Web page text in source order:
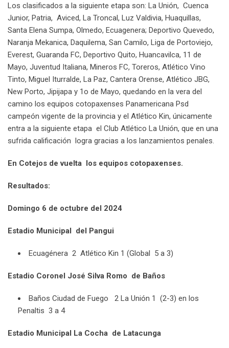
Los clasificados a la siguiente etapa son: La Unión, Cuenca
Junior, Patria, Aviced, La Troncal, Luz Valdivia, Huaquillas,
Santa Elena Sumpa, Olmedo, Ecuagenera; Deportivo Quevedo,
Naranja Mekanica, Daquilema, San Camilo, Liga de Portoviejo,
Everest, Guaranda FC, Deportivo Quito, Huancavilca, 11 de
Mayo, Juventud Italiana, Mineros FC, Toreros, Atlético Vino
Tinto, Miguel Iturralde, La Paz, Cantera Orense, Atlético JBG,
New Porto, Jipijapa y 1o de Mayo, quedando en la vera del
camino los equipos cotopaxenses Panamericana Psd
campeón vigente de la provincia y el Atlético Kin, únicamente
entra a la siguiente etapa el Club Atlético La Unión, que en una
sufrida calificación logra gracias a los lanzamientos penales.
En Cotejos de vuelta los equipos cotopaxenses.
Resultados:
Domingo 6 de octubre del 2024
Estadio Municipal del Pangui
Ecuagénera 2 Atlético Kin 1 (Global 5 a 3)
Estadio Coronel José Silva Romo de Baños
Baños Ciudad de Fuego 2 La Unión 1 (2-3) en los
Penaltis 3 a 4
Estadio Municipal La Cocha de Latacunga